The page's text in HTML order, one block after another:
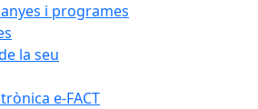
i programes
la seu
e-FACT